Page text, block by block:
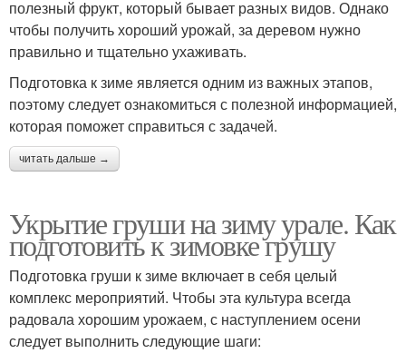
полезный фрукт, который бывает разных видов. Однако
чтобы получить хороший урожай, за деревом нужно
правильно и тщательно ухаживать.
Подготовка к зиме является одним из важных этапов,
поэтому следует ознакомиться с полезной информацией,
которая поможет справиться с задачей.
читать дальше →
Укрытие груши на зиму урале. Как
подготовить к зимовке грушу
Подготовка груши к зиме включает в себя целый
комплекс мероприятий. Чтобы эта культура всегда
радовала хорошим урожаем, с наступлением осени
следует выполнить следующие шаги: